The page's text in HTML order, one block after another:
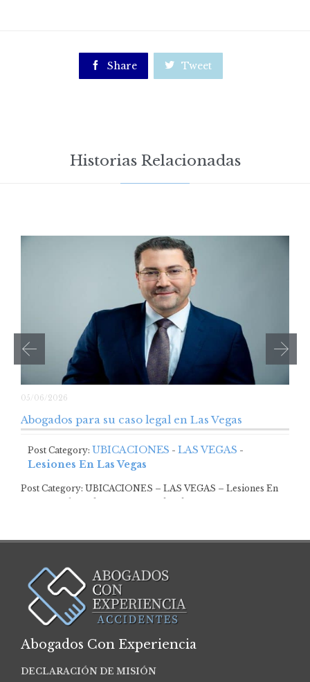
 Share  Tweet
Historias Relacionadas
05/06/2026
Abogados para su caso legal en Las Vegas
Post Category: UBICACIONES - LAS VEGAS -
Lesiones En Las Vegas
Post Category: UBICACIONES – LAS VEGAS – Lesiones En
Abogados Con Experiencia
DECLARACIÓN DE MISIÓN